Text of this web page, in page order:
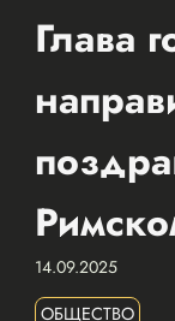
Глава
14.09.2025
ОБЩЕСТВО